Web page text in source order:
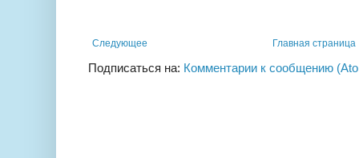
Следующее Главная страница
Подписаться на: Комментарии к сообщению